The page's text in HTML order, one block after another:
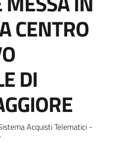
CENTRO
DI
Acquisti Telematici -